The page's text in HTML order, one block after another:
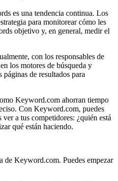
es una tendencia continua. Los
para monitorear cómo les
objetivo y, en general, medir el
con los responsables de
los motores de búsqueda y
de resultados para
Keyword.com ahorran tiempo
Con Keyword.com, puedes
a tus competidores: ¿quién está
qué están haciendo.
de Keyword.com. Puedes empezar